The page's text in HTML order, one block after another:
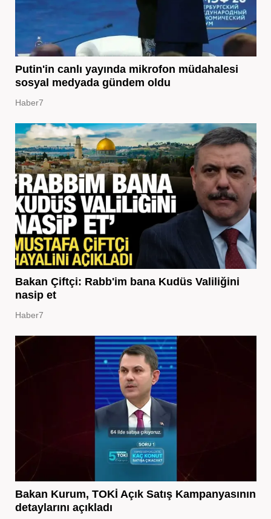
Putin'in canlı yayında mikrofon müdahalesi
sosyal medyada gündem oldu
Haber7
Bakan Çiftçi: Rabb'im bana Kudüs Valiliğini
nasip et
Haber7
Bakan Kurum, TOKİ Açık Satış Kampanyasının
detaylarını açıkladı